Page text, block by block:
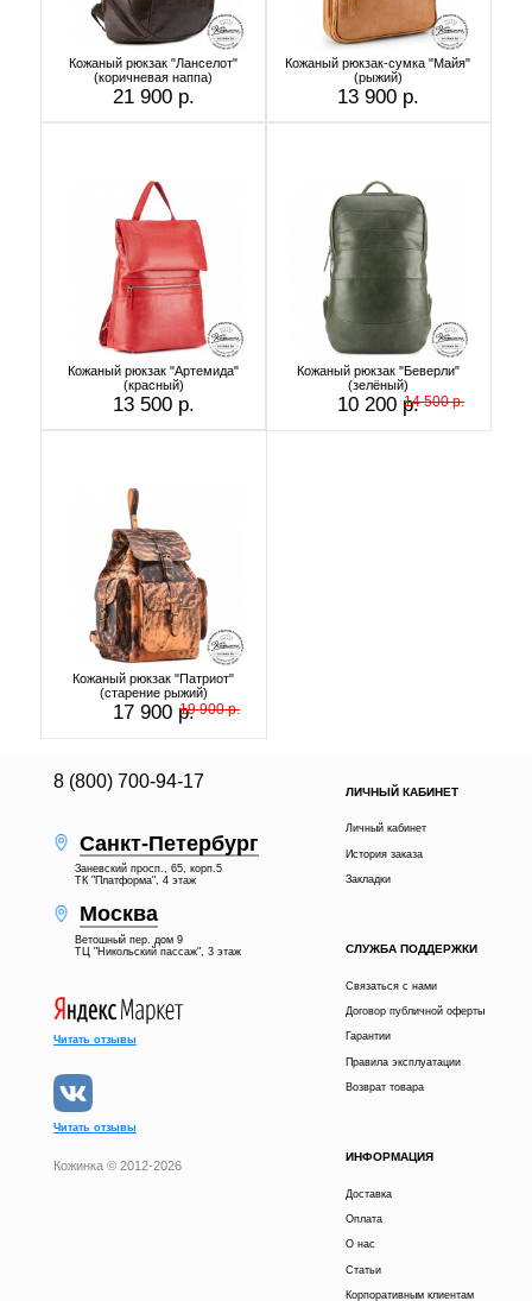
В КОРЗИНУ
Кожаный рюкзак "Ланселот"
(коричневая наппа)
21 900 р.
Кожаный рюкзак-сумка "Майя"
(рыжий)
13 900 р.
Кожаный рюкзак "Артемида"
(красный)
13 500 р.
Кожаный рюкзак "Беверли"
(зелёный)
10 200 р.14 500 р.
Кожаный рюкзак "Патриот"
(старение рыжий)
17 900 р.19 900 р.
8 (800) 700-94-17
Санкт-Петербург
Заневский просп., 65, корп.5
ТК "Платформа", 4 этаж
Москва
Ветошный пер. дом 9
ТЦ "Никольский пассаж", 3 этаж
ЛИЧНЫЙ КАБИНЕТ
Личный кабинет
История заказа
Закладки
СЛУЖБА ПОДДЕРЖКИ
Связаться с нами
Договор публичной оферты
Гарантии
Правила эксплуатации
Возврат товара
ИНФОРМАЦИЯ
Доставка
Оплата
О нас
Статьи
Корпоративным клиентам
Читать отзывы
Читать отзывы
Кожинка © 2012-2026